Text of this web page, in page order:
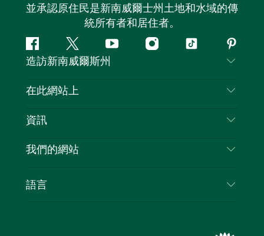
並承認原住民是新南威爾士州土地和水域的傳
統所有者和居住者。
Facebook嘰
嘰
喳
Youtube Instagram
抖
造訪新南威爾斯州
聯絡我們
隱私
Cookie 通知
在此網站上
目的地
新南威爾斯州公路旅行
活動
資訊
旅行資訊
新南威爾斯的商業
我們的網站
語言